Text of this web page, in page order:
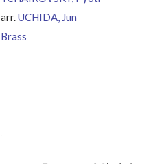
arr.UCHIDA, Jun
Brass